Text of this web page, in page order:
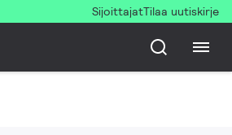
SijoittajatTilaa uutiskirje